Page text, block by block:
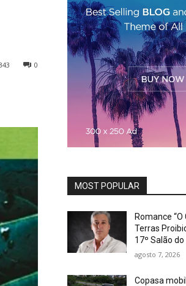
0
MOST POPULAR
Romance
Terras
17º Salão
agosto 7, 2026
Copasa